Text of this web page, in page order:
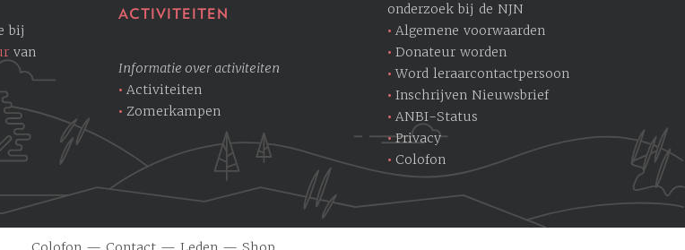
bij
van
ACTIVITEITEN
Informatie over activiteiten
Activiteiten
Zomerkampen
onderzoek bij de NJN
Algemene voorwaarden
Donateur worden
Word leraarcontactpersoon
Inschrijven Nieuwsbrief
ANBI-Status
Privacy
Colofon